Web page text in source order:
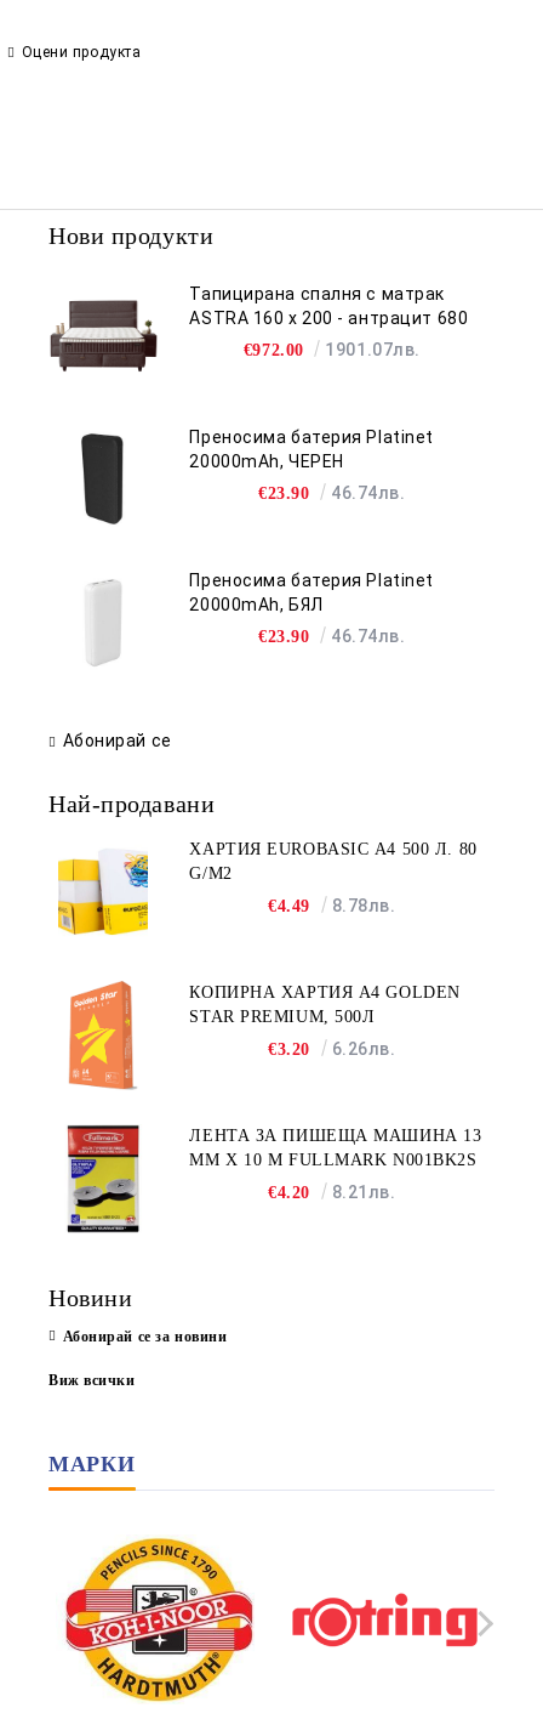
Оцени продукта
Нови продукти
Тапицирана спалня с матрак
ASTRA 160 x 200 - антрацит 680
€972.00 1901.07лв.
Преносима батерия Platinet
20000mAh, ЧЕРЕН
€23.90 46.74лв.
Преносима батерия Platinet
20000mAh, БЯЛ
€23.90 46.74лв.
Абонирай се
Най-продавани
ХАРТИЯ EUROBASIC А4 500 Л. 80
G/M2
€4.49
8.78лв.
КОПИРНА ХАРТИЯ A4 GOLDEN
STAR PREMIUM, 500Л
€3.20
6.26лв.
ЛЕНТА ЗА ПИШЕЩА МАШИНА 13
MM X 10 M FULLMARK N001BK2S
€4.20
8.21лв.
Новини
Абонирай се за новини
Виж всички
МАРКИ